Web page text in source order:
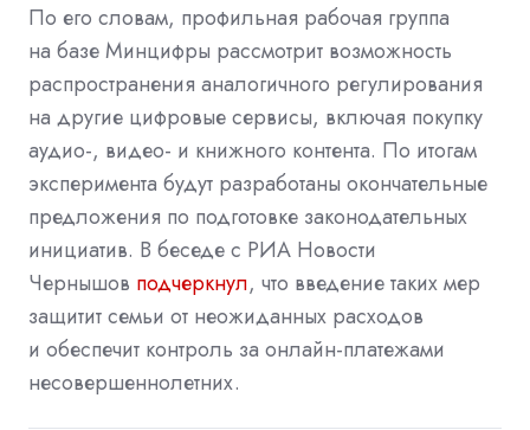
По его словам, профильная рабочая группа
на базе Минцифры рассмотрит возможность
распространения аналогичного регулирования
на другие цифровые сервисы, включая покупку
аудио-, видео- и книжного контента. По итогам
эксперимента будут разработаны окончательные
предложения по подготовке законодательных
инициатив. В беседе с РИА Новости
Чернышов подчеркнул, что введение таких мер
защитит семьи от неожиданных расходов
и обеспечит контроль за онлайн-платежами
несовершеннолетних.